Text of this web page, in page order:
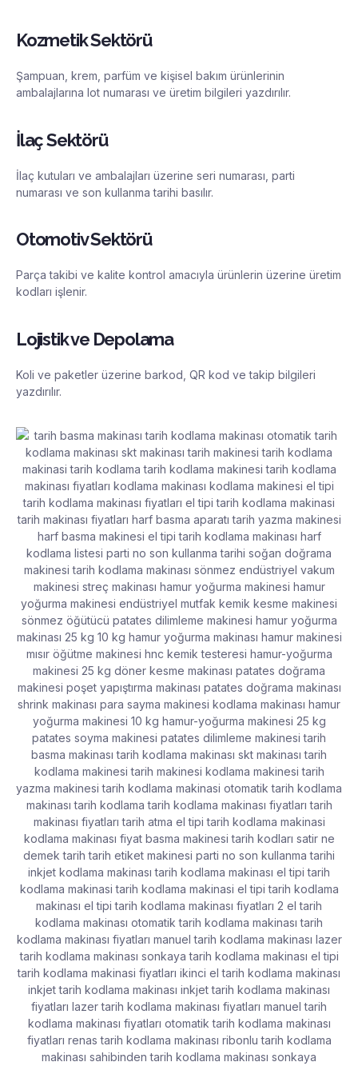
Kozmetik Sektörü
Şampuan, krem, parfüm ve kişisel bakım ürünlerinin
ambalajlarına lot numarası ve üretim bilgileri yazdırılır.
İlaç Sektörü
İlaç kutuları ve ambalajları üzerine seri numarası, parti
numarası ve son kullanma tarihi basılır.
Otomotiv Sektörü
Parça takibi ve kalite kontrol amacıyla ürünlerin üzerine üretim
kodları işlenir.
Lojistik ve Depolama
Koli ve paketler üzerine barkod, QR kod ve takip bilgileri
yazdırılır.